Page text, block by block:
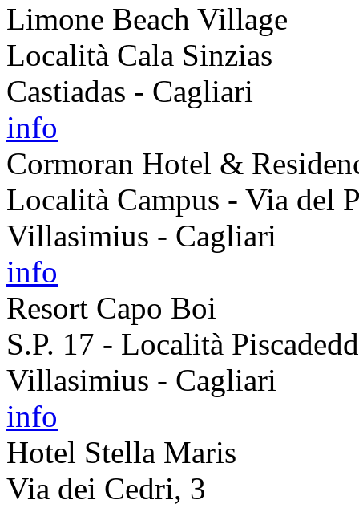
Limone Beach Village
Località Cala Sinzias
Castiadas - Cagliari
info
Cormoran Hotel &
Località Campus - Via del
Villasimius - Cagliari
info
Resort Capo Boi
S.P. 17 - Località
Villasimius - Cagliari
info
Hotel Stella Maris
Via dei Cedri, 3